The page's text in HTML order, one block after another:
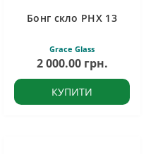
Бонг скло PHX 13
Grace Glass
2 000.00 грн.
КУПИТИ